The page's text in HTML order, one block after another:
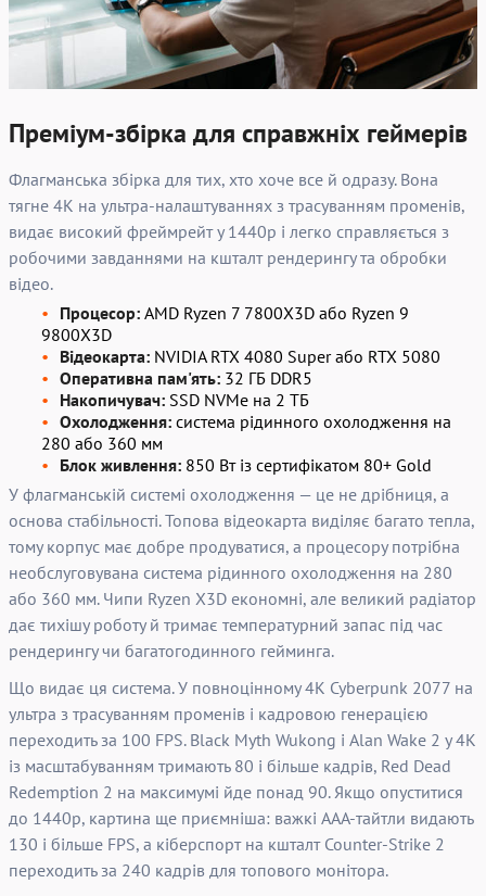
Преміум-збірка для справжніх геймерів
Флагманська збірка для тих, хто хоче все й одразу. Вона
тягне 4K на ультра-налаштуваннях з трасуванням променів,
видає високий фреймрейт у 1440p і легко справляється з
робочими завданнями на кшталт рендерингу та обробки
відео.
Процесор: AMD Ryzen 7 7800X3D або Ryzen 9
9800X3D
Відеокарта: NVIDIA RTX 4080 Super або RTX 5080
Оперативна пам'ять: 32 ГБ DDR5
Накопичувач: SSD NVMe на 2 ТБ
Охолодження: система рідинного охолодження на
280 або 360 мм
Блок живлення: 850 Вт із сертифікатом 80+ Gold
У флагманській системі охолодження — це не дрібниця, а
основа стабільності. Топова відеокарта виділяє багато тепла,
тому корпус має добре продуватися, а процесору потрібна
необслуговувана система рідинного охолодження на 280
або 360 мм. Чипи Ryzen X3D економні, але великий радіатор
дає тихішу роботу й тримає температурний запас під час
рендерингу чи багатогодинного гейминга.
Що видає ця система. У повноцінному 4K Cyberpunk 2077 на
ультра з трасуванням променів і кадровою генерацією
переходить за 100 FPS. Black Myth Wukong і Alan Wake 2 у 4K
із масштабуванням тримають 80 і більше кадрів, Red Dead
Redemption 2 на максимумі йде понад 90. Якщо опуститися
до 1440p, картина ще приємніша: важкі AAA-тайтли видають
130 і більше FPS, а кіберспорт на кшталт Counter-Strike 2
переходить за 240 кадрів для топового монітора.